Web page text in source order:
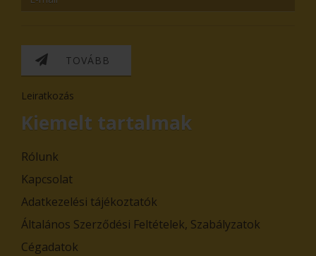
TOVÁBB
Leiratkozás
Kiemelt tartalmak
Rólunk
Kapcsolat
Adatkezelési tájékoztatók
Általános Szerződési Feltételek, Szabályzatok
Cégadatok